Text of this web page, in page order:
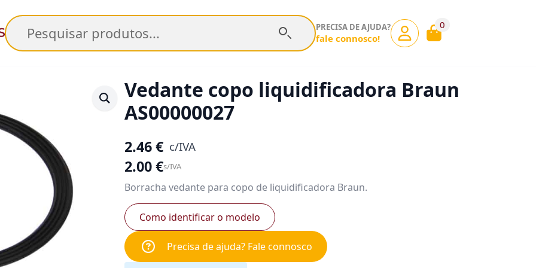
Pesquisar PRECISA DE AJUDA?
fale connosco!
0
Vedante copo liquidificadora Braun
AS00000027
2.46€ c/IVA
2.00€s/IVA
Borracha vedante para copo de liquidificadora Braun.
Como identificar o modelo
Precisa de ajuda? Fale connosco